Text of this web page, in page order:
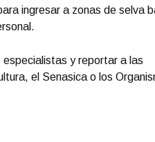
ingresar a zonas de selva
y reportar a las
el Senasica o los